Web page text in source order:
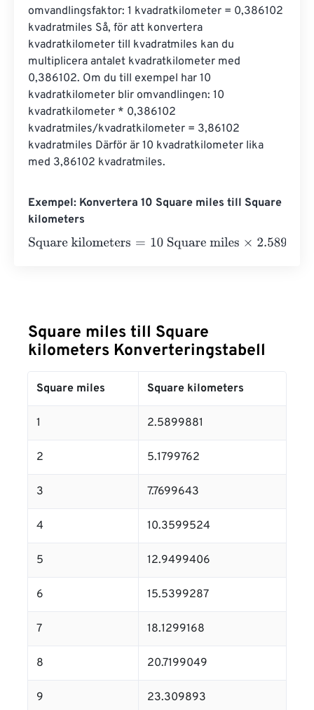
omvandlingsfaktor: 1 kvadratkilometer = 0,386102
kvadratmiles Så, för att konvertera
kvadratkilometer till kvadratmiles kan du
multiplicera antalet kvadratkilometer med
0,386102. Om du till exempel har 10
kvadratkilometer blir omvandlingen: 10
kvadratkilometer * 0,386102
kvadratmiles/kvadratkilometer = 3,86102
kvadratmiles Därför är 10 kvadratkilometer lika
med 3,86102 kvadratmiles.
Exempel: Konvertera 10 Square miles till Square
kilometers
Square kilometers=10 Square miles ×2.589988110336
Square miles till Square
kilometers Konverteringstabell
Square miles Square kilometers
1 2.5899881
2 5.1799762
3 7.7699643
4 10.3599524
5 12.9499406
6 15.5399287
7 18.1299168
8 20.7199049
9 23.309893